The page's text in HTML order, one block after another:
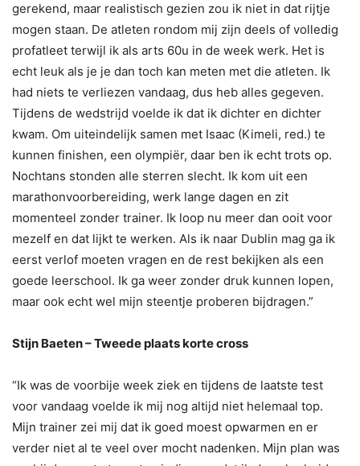
gerekend, maar realistisch gezien zou ik niet in dat rijtje
mogen staan. De atleten rondom mij zijn deels of volledig
profatleet terwijl ik als arts 60u in de week werk. Het is
echt leuk als je je dan toch kan meten met die atleten. Ik
had niets te verliezen vandaag, dus heb alles gegeven.
Tijdens de wedstrijd voelde ik dat ik dichter en dichter
kwam. Om uiteindelijk samen met Isaac (Kimeli, red.) te
kunnen finishen, een olympiër, daar ben ik echt trots op.
Nochtans stonden alle sterren slecht. Ik kom uit een
marathonvoorbereiding, werk lange dagen en zit
momenteel zonder trainer. Ik loop nu meer dan ooit voor
mezelf en dat lijkt te werken. Als ik naar Dublin mag ga ik
eerst verlof moeten vragen en de rest bekijken als een
goede leerschool. Ik ga weer zonder druk kunnen lopen,
maar ook echt wel mijn steentje proberen bijdragen.”
Stijn Baeten – Tweede plaats korte cross
“Ik was de voorbije week ziek en tijdens de laatste test
voor vandaag voelde ik mij nog altijd niet helemaal top.
Mijn trainer zei mij dat ik goed moest opwarmen en er
verder niet al te veel over mocht nadenken. Mijn plan was